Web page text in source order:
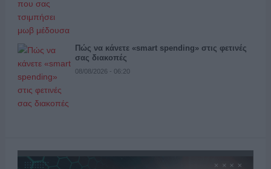
Πώς να κάνετε «smart spending» στις φετινές
σας διακοπές
08/08/2026 - 06:20